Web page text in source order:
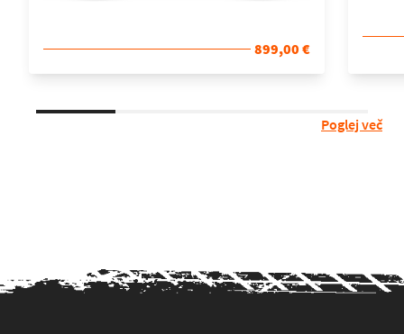
899,00 €
Poglej več